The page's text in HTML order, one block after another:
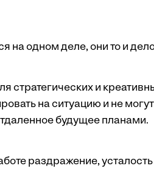
на одном деле, они то и
стратегических и
на ситуацию и не
будущее планами.
раздражение,